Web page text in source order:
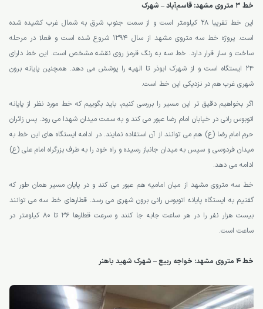
خط 3 متروی مشهد: قاسم‌آباد – شهرک
این خط تقریبا 28 کیلومتر است و از سمت جنوب شرق به شمال غرب کشیده شده
است. پروژه خط سه متروی مشهد از سال 1394 شروع شده است و فعلا در مرحله
ساخت و ساز قرار دارد. خط سه به رنگ قرمز روی نقشه مشخص است. این خط دارای
24 ایستگاه است و از شهرک ابوذر تا الهیه را پوشش می دهد. همچنین پایانه برون
شهری غرب هم در نزدیکی این خط است.
اگر بخواهیم دقیق تر این مسیر را بررسی کنیم، باید بگوییم که خط مورد نظر از پایانه
اتوبوس رانی در خیابان امام رضا عبور می کند و به سمت میدان شهدا می رود. پس زائران
حرم امام رضا (ع) هم می توانند از آن استفاده نمایند. در ادامه ایستگاه های این خط به
میدان فردوسی و سپس به میدان جانباز رسیده و راه خود را به طرف بزرگراه امام علی (ع)
ادامه می دهد.
خط سه متروی مشهد از میان امامیه هم عبور می کند و در پایان مسیر همان طور که
گفتیم به ایستگاه پایانه اتوبوس رانی برون شهری می رسد. قطارهای خط سه می توانند
بیست هزار نفر را در هر ساعت جابه جا کنند و سرعت قطارها 36 تا 80 کیلومتر در
ساعت است.
خط 4 متروی مشهد: خواجه ربیع – شهرک شهید باهنر